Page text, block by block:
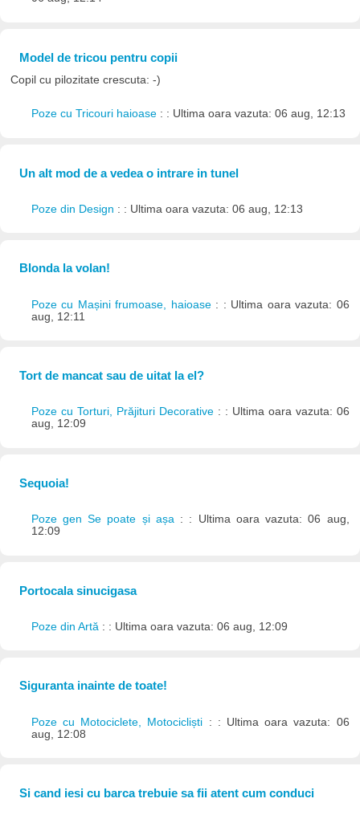
Model de tricou pentru copii
Copil cu pilozitate crescuta: -)
Poze cu Tricouri haioase : : Ultima oara vazuta: 06 aug, 12:13
Un alt mod de a vedea o intrare in tunel
Poze din Design : : Ultima oara vazuta: 06 aug, 12:13
Blonda la volan!
Poze cu Mașini frumoase, haioase : : Ultima oara vazuta: 06
aug, 12:11
Tort de mancat sau de uitat la el?
Poze cu Torturi, Prăjituri Decorative : : Ultima oara vazuta: 06
aug, 12:09
Sequoia!
Poze gen Se poate și așa : : Ultima oara vazuta: 06 aug,
12:09
Portocala sinucigasa
Poze din Artă : : Ultima oara vazuta: 06 aug, 12:09
Siguranta inainte de toate!
Poze cu Motociclete, Motocicliști : : Ultima oara vazuta: 06
aug, 12:08
Si cand iesi cu barca trebuie sa fii atent cum conduci